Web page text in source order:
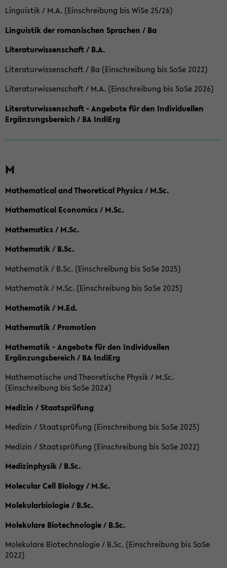
Linguistik / M.A. (Einschreibung bis WiSe 25/26)
Linguistik der romanischen Sprachen / Ba
Literaturwissenschaft / B.A.
Literaturwissenschaft / Ba (Einschreibung bis SoSe 2022)
Literaturwissenschaft / M.A. (Einschreibung bis SoSe 2026)
Literaturwissenschaft - Angebote für den Individuellen
Ergänzungsbereich / BA IndiErg
M
Mathematical and Theoretical Physics / M.Sc.
Mathematical Economics / M.Sc.
Mathematics / M.Sc.
Mathematik / B.Sc.
Mathematik / B.Sc. (Einschreibung bis SoSe 2025)
Mathematik / M.Sc. (Einschreibung bis SoSe 2025)
Mathematik / M.Ed.
Mathematik / Promotion
Mathematik - Angebote für den Individuellen
Ergänzungsbereich / BA IndiErg
Mathematische und Theoretische Physik / M.Sc.
(Einschreibung bis SoSe 2024)
Medizin / Staatsprüfung
Medizin / Staatsprüfung (Einschreibung bis SoSe 2025)
Medizin / Staatsprüfung (Einschreibung bis SoSe 2022)
Medizinphysik / B.Sc.
Molecular Cell Biology / M.Sc.
Molekularbiologie / B.Sc.
Molekulare Biotechnologie / B.Sc.
Molekulare Biotechnologie / B.Sc. (Einschreibung bis SoSe
2022)